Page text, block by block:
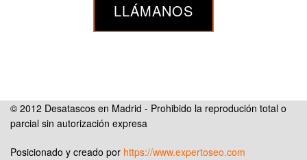
LLÁMANOS
© 2012 Desatascos en Madrid - Prohibido la reprodución total o
parcial sin autorización expresa
Posicionado y creado por https://www.expertoseo.com